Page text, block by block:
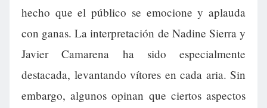
hecho que el público se emocione y aplauda
con ganas. La interpretación de Nadine Sierra y
Javier Camarena ha sido especialmente
destacada, levantando vítores en cada aria. Sin
embargo, algunos opinan que ciertos aspectos